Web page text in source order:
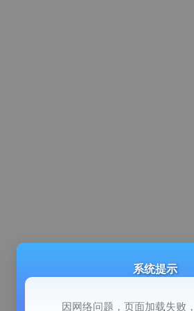
系统提示
因网络问题，页面加载失败